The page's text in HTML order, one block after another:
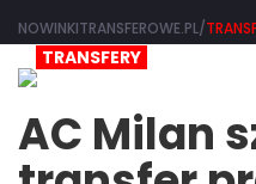
NOWINKITRANSFEROWE.PL/
TRANSFERY
AC Milan